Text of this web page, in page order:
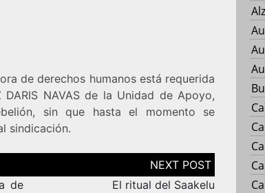
de derechos humanos está requerida
NAVAS de la Unidad de Apoyo,
sin que hasta el momento se
sindicación.
de
El ritual del Saakelu